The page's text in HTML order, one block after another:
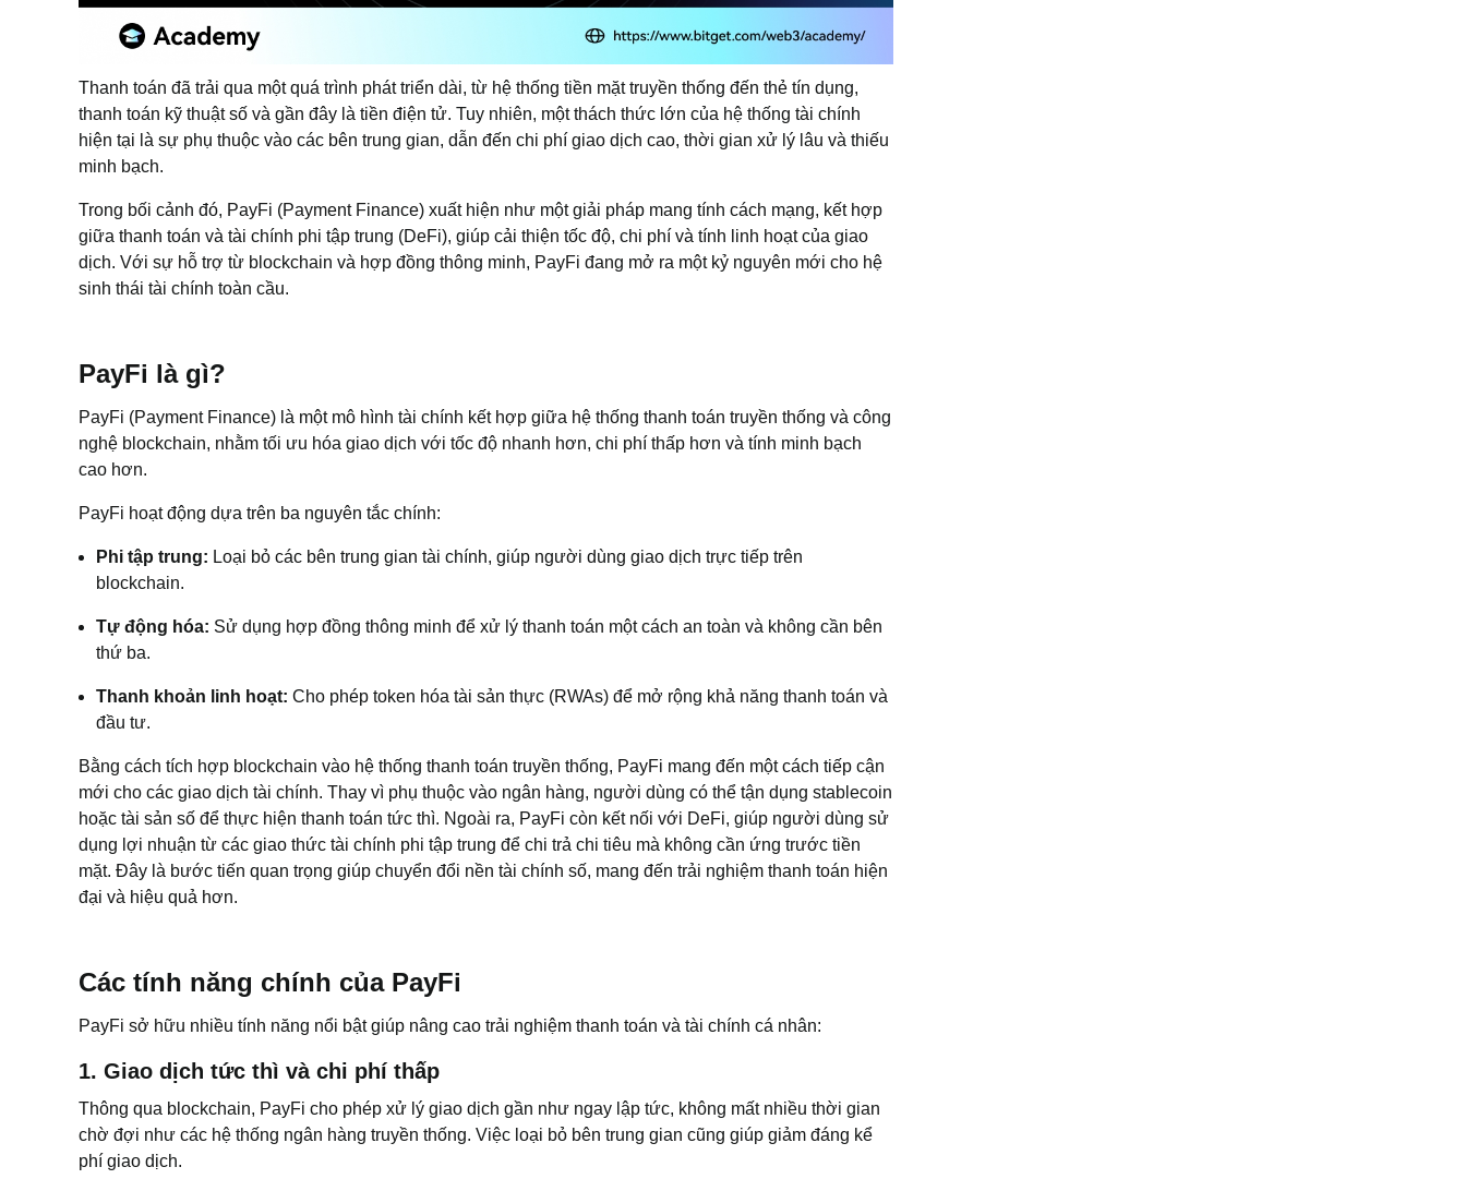
Thanh toán đã trải qua một quá trình phát triển dài, từ hệ thống tiền mặt truyền thống đến thẻ tín dụng,
thanh toán kỹ thuật số và gần đây là tiền điện tử. Tuy nhiên, một thách thức lớn của hệ thống tài chính
hiện tại là sự phụ thuộc vào các bên trung gian, dẫn đến chi phí giao dịch cao, thời gian xử lý lâu và thiếu
minh bạch.
Trong bối cảnh đó, PayFi (Payment Finance) xuất hiện như một giải pháp mang tính cách mạng, kết hợp
giữa thanh toán và tài chính phi tập trung (DeFi), giúp cải thiện tốc độ, chi phí và tính linh hoạt của giao
dịch. Với sự hỗ trợ từ blockchain và hợp đồng thông minh, PayFi đang mở ra một kỷ nguyên mới cho hệ
sinh thái tài chính toàn cầu.
PayFi là gì?
PayFi (Payment Finance) là một mô hình tài chính kết hợp giữa hệ thống thanh toán truyền thống và công
nghệ blockchain, nhằm tối ưu hóa giao dịch với tốc độ nhanh hơn, chi phí thấp hơn và tính minh bạch
cao hơn.
PayFi hoạt động dựa trên ba nguyên tắc chính:
Phi tập trung: Loại bỏ các bên trung gian tài chính, giúp người dùng giao dịch trực tiếp trên
blockchain.
Tự động hóa: Sử dụng hợp đồng thông minh để xử lý thanh toán một cách an toàn và không cần bên
thứ ba.
Thanh khoản linh hoạt: Cho phép token hóa tài sản thực (RWAs) để mở rộng khả năng thanh toán và
đầu tư.
Bằng cách tích hợp blockchain vào hệ thống thanh toán truyền thống, PayFi mang đến một cách tiếp cận
mới cho các giao dịch tài chính. Thay vì phụ thuộc vào ngân hàng, người dùng có thể tận dụng stablecoin
hoặc tài sản số để thực hiện thanh toán tức thì. Ngoài ra, PayFi còn kết nối với DeFi, giúp người dùng sử
dụng lợi nhuận từ các giao thức tài chính phi tập trung để chi trả chi tiêu mà không cần ứng trước tiền
mặt. Đây là bước tiến quan trọng giúp chuyển đổi nền tài chính số, mang đến trải nghiệm thanh toán hiện
đại và hiệu quả hơn.
Các tính năng chính của PayFi
PayFi sở hữu nhiều tính năng nổi bật giúp nâng cao trải nghiệm thanh toán và tài chính cá nhân:
1. Giao dịch tức thì và chi phí thấp
Thông qua blockchain, PayFi cho phép xử lý giao dịch gần như ngay lập tức, không mất nhiều thời gian
chờ đợi như các hệ thống ngân hàng truyền thống. Việc loại bỏ bên trung gian cũng giúp giảm đáng kể
phí giao dịch.